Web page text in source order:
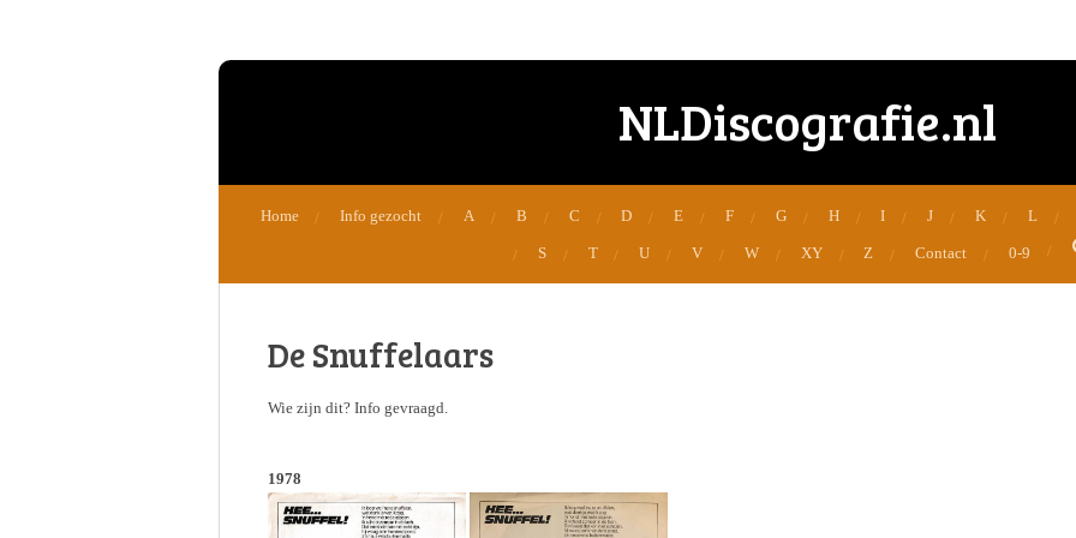
NLDiscografie.nl
Home Info gezocht A B C D E F G H I J K L
S T U V W XY Z Contact 0-9
De Snuffelaars
Wie zijn dit? Info gevraagd.
1978